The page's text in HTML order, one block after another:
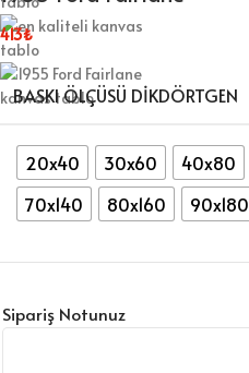
413₺
BASKI ÖLÇÜSÜ DİKDÖRTGEN
20x40 30x60 40x80
70x140
80x160 90x180
Sipariş Notunuz